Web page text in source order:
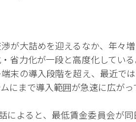
が大詰めを迎えるなか、年々
省力化が一段と高度化してい
末の導入段階を超え、最近で
にまで導入範囲が急速に広がっ
によると、最低賃金委員会が